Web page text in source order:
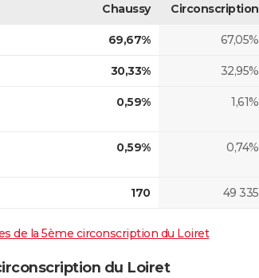
Chaussy Circonscription
69,67% 67,05%
30,33% 32,95%
0,59% 1,61%
0,59% 0,74%
170 49 335
de la 5ème circonscription du Loiret
du Loiret